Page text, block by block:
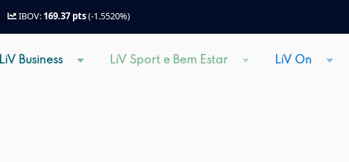
IBOV: 169.37 pts(-1.5520%)
LiV Business LiV Sport e Bem Estar LiV On